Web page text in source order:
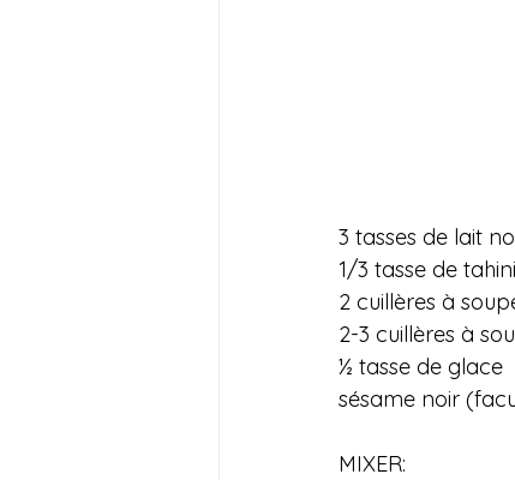
3 tasses de lait
1/3 tasse de tahini
2 cuillères à
2-3 cuillères à
½ tasse de glace
sésame noir
MIXER: